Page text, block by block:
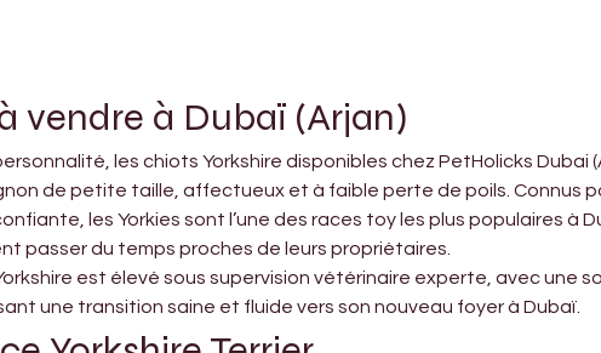
vendre à Dubaï (Arjan)
les chiots Yorkshire disponibles chez PetHolicks Dubai
de petite taille, affectueux et à faible perte de poils. Connus
les Yorkies sont l’une des races toy les plus populaires à
passer du temps proches de leurs propriétaires.
est élevé sous supervision vétérinaire experte, avec une
une transition saine et fluide vers son nouveau foyer à Dubaï.